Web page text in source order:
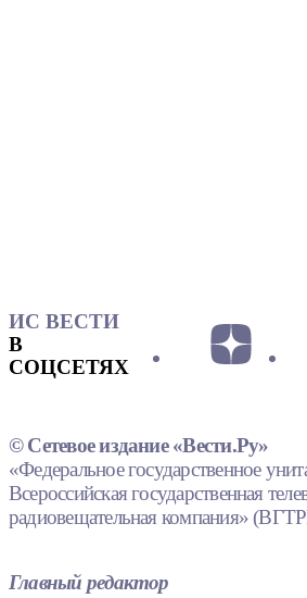
ИС ВЕСТИ
В
СОЦСЕТЯХ
© Сетевое издание «Вести.Ру»
«Федеральное государственное
Всероссийская государственная
радиовещательная компания»
Главный редактор